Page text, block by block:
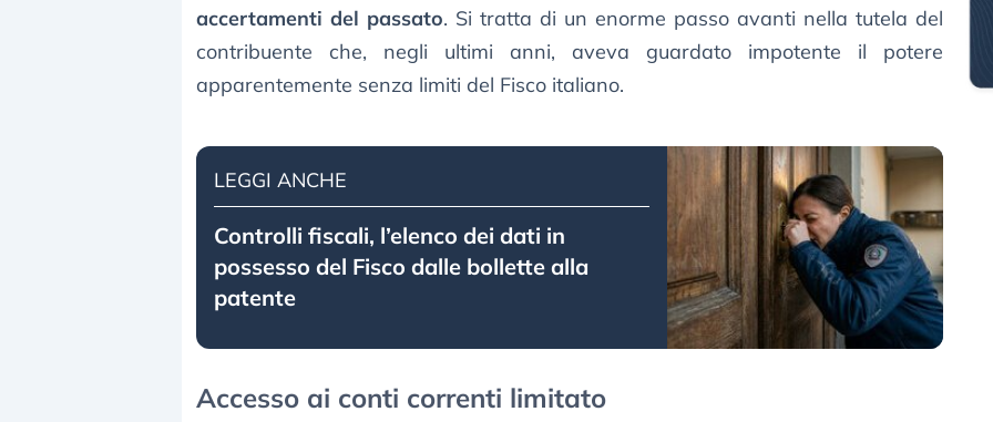
accertamenti del passato. Si tratta di un enorme passo avanti nella tutela del
contribuente che, negli ultimi anni, aveva guardato impotente il potere
apparentemente senza limiti del Fisco italiano.
LEGGI ANCHE
Controlli fiscali, l’elenco dei dati in
possesso del Fisco dalle bollette alla
patente
Accesso ai conti correnti limitato